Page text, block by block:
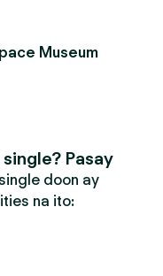
Museum
Pasay
doon ay
na ito: